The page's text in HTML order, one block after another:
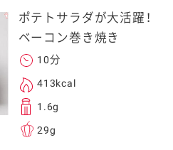
ポテトサラダが大活躍！
ベーコン巻き焼き
10分
413kcal
1.6g
29g